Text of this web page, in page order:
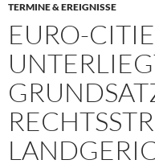
TERMINE & EREIGNISSE
EURO-